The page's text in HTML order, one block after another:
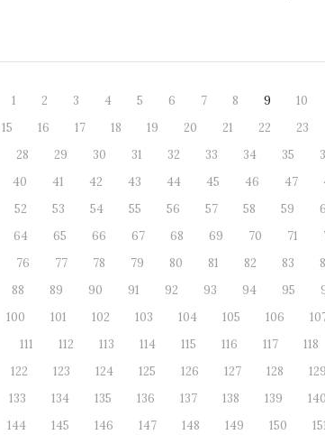
1 2 3 4 5 6 7 8 9 10
15
16 17 18 19 20 21 22 23
28
29 30 31 32 33 34 35
40
41 42 43 44 45 46 47
52
53 54 55 56 57 58 59
64
65 66 67 68 69 70 71
76
77 78 79 80 81 82 83
88
89 90 91 92 93 94 95
100
101 102 103 104 105 106
111
112 113 114 115 116 117 118
122
123 124 125 126 127 128 129
133
134 135 136 137 138 139 140
144
145 146 147 148 149 150